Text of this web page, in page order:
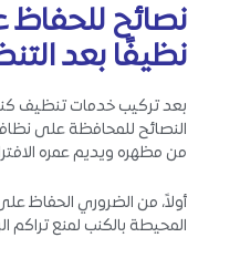
نصائح للحفاظ
نظيفًا بعد
بعد تركيب خدمات تنظيف
النصائح للمحافظة على
من مظهره ويديم عمره
أولاً، من الضروري الحفاظ
المحيطة بالكنب لمنع تراكم